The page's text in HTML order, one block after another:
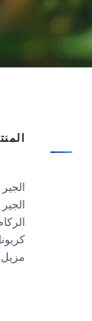
مزيل